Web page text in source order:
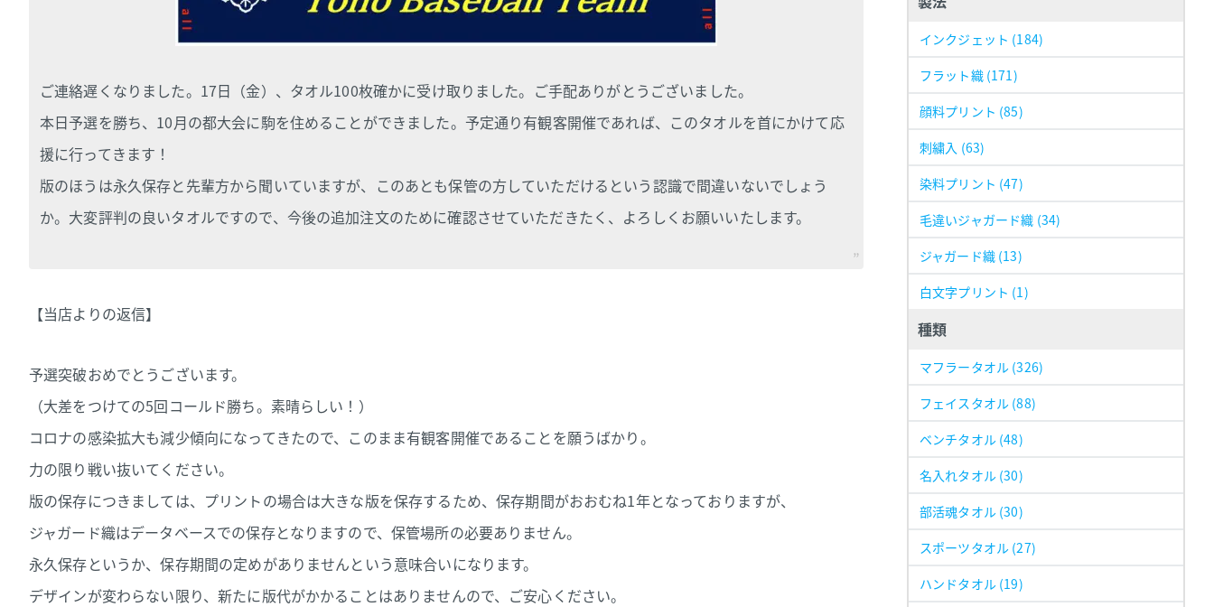
ご連絡遅くなりました。17日（金）、タオル100枚確かに受け取りました。ご手配ありがとうございました。
本日予選を勝ち、10月の都大会に駒を住めることができました。予定通り有観客開催であれば、このタオルを首にかけて応
援に行ってきます！
版のほうは永久保存と先輩方から聞いていますが、このあとも保管の方していただけるという認識で間違いないでしょう
か。大変評判の良いタオルですので、今後の追加注文のために確認させていただきたく、よろしくお願いいたします。
【当店よりの返信】
予選突破おめでとうございます。
（大差をつけての5回コールド勝ち。素晴らしい！）
コロナの感染拡大も減少傾向になってきたので、 このまま有観客開催であることを願うばかり。
力の限り戦い抜いてください。
版の保存につきましては、 プリントの場合は大きな版を保存するため、保存期間がおおむね1年となっておりますが、
ジャガード織はデータベースでの保存となりますので、 保管場所の必要ありません。
永久保存というか、保存期間の定めがありませんという意味合いになります。
デザインが変わらない限り、新たに版代がかかることはありませんので、ご安心ください。
インクジェット (184)
フラット織 (171)
顔料プリント (85)
刺繍入 (63)
染料プリント (47)
毛違いジャガード織 (34)
ジャガード織 (13)
白文字プリント (1)
種類
マフラータオル (326)
フェイスタオル (88)
ベンチタオル (48)
名入れタオル (30)
部活魂タオル (30)
スポーツタオル (27)
ハンドタオル (19)